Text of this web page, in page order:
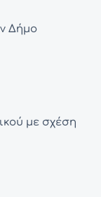
Δήμο
με σχέση